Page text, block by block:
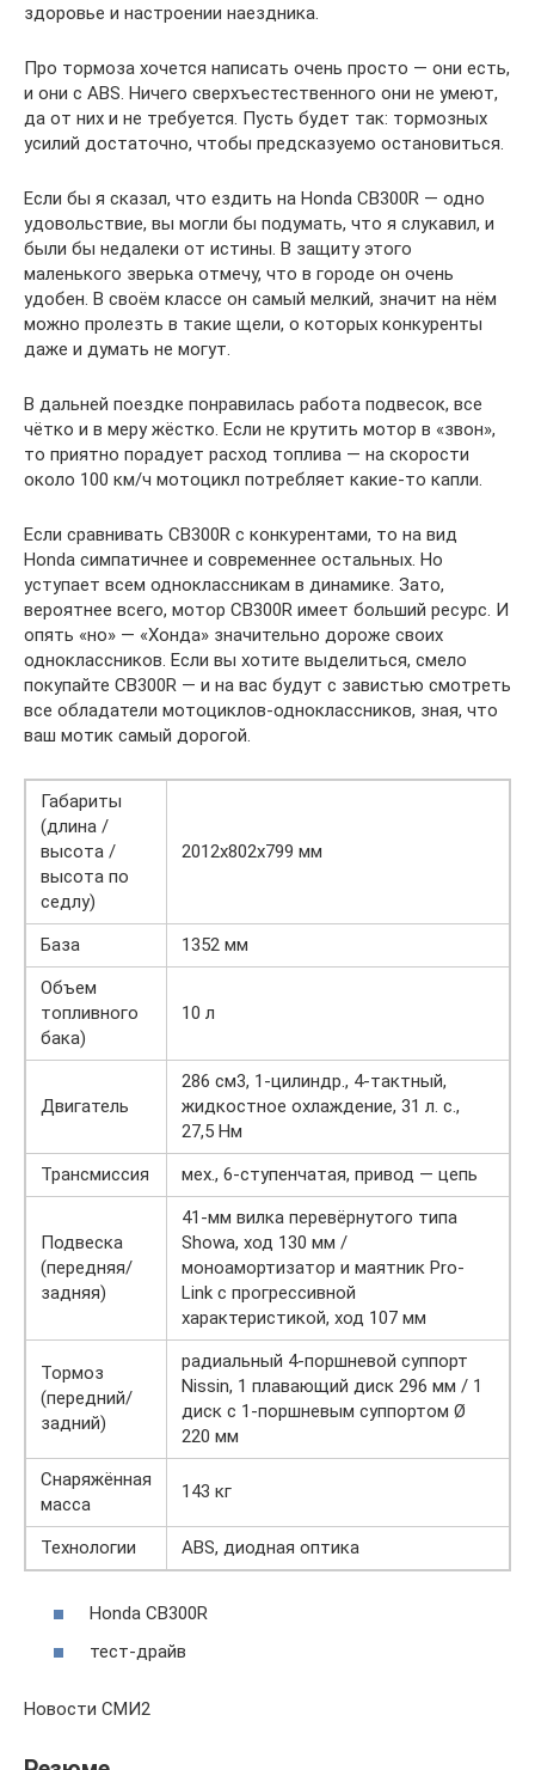
здоровье и настроении наездника.
Про тормоза хочется написать очень просто — они есть,
и они с ABS. Ничего сверхъестественного они не умеют,
да от них и не требуется. Пусть будет так: тормозных
усилий достаточно, чтобы предсказуемо остановиться.
Если бы я сказал, что ездить на Honda CB300R — одно
удовольствие, вы могли бы подумать, что я слукавил, и
были бы недалеки от истины. В защиту этого
маленького зверька отмечу, что в городе он очень
удобен. В своём классе он самый мелкий, значит на нём
можно пролезть в такие щели, о которых конкуренты
даже и думать не могут.
В дальней поездке понравилась работа подвесок, все
чётко и в меру жёстко. Если не крутить мотор в «звон»,
то приятно порадует расход топлива — на скорости
около 100 км/ч мотоцикл потребляет какие-то капли.
Если сравнивать CB300R с конкурентами, то на вид
Honda симпатичнее и современнее остальных. Но
уступает всем одноклассникам в динамике. Зато,
вероятнее всего, мотор CB300R имеет больший ресурс. И
опять «но» — «Хонда» значительно дороже своих
одноклассников. Если вы хотите выделиться, смело
покупайте CB300R — и на вас будут с завистью смотреть
все обладатели мотоциклов-одноклассников, зная, что
ваш мотик самый дорогой.
Габариты
(длина /
высота /
высота по
седлу)
2012х802х799 мм
База
1352 мм
Объем
топливного
бака)
10 л
Двигатель
286 см3, 1‑цилиндр., 4‑тактный,
жидкостное охлаждение, 31 л. с.,
27,5 Нм
Трансмиссия
мех., 6-ступенчатая, привод — цепь
Подвеска
(передняя/
задняя)
41‑мм вилка перевёрнутого типа
Showa, ход 130 мм /
моноамортизатор и маятник Pro-
Link с прогрессивной
характеристикой, ход 107 мм
Тормоз
(передний/
задний)
радиальный 4‑поршневой суппорт
Nissin, 1 плавающий диск 296 мм / 1
диск с 1‑поршневым суппортом Ø
220 мм
Снаряжённая
масса
143 кг
Технологии ABS, диодная оптика
Honda CB300R
тест-драйв
Новости СМИ2